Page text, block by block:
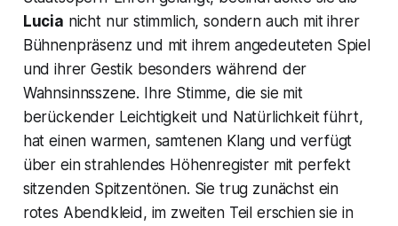
Lucia nicht nur stimmlich, sondern auch mit ihrer
Bühnenpräsenz und mit ihrem angedeuteten Spiel
und ihrer Gestik besonders während der
Wahnsinnsszene. Ihre Stimme, die sie mit
berückender Leichtigkeit und Natürlichkeit führt,
hat einen warmen, samtenen Klang und verfügt
über ein strahlendes Höhenregister mit perfekt
sitzenden Spitzentönen. Sie trug zunächst ein
rotes Abendkleid, im zweiten Teil erschien sie in